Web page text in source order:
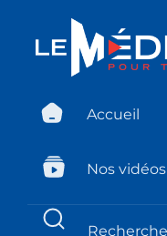
Accueil
Nos vidéos